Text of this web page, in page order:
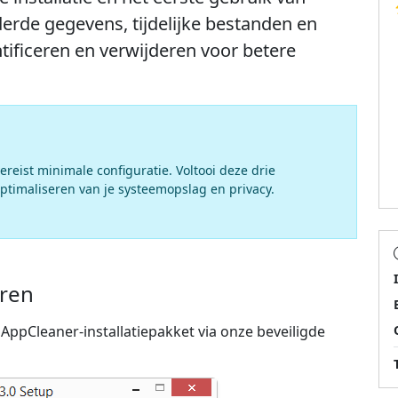
gegevens, tijdelijke bestanden en
en verwijderen voor betere
minimale configuratie. Voltooi deze drie
van je systeemopslag en privacy.
installatiepakket via onze beveiligde